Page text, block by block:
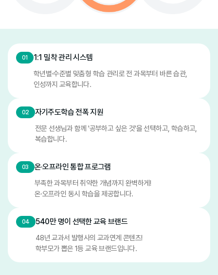
01 1:1 밀착 관리 시스템
학년별·수준별 맞춤형 학습 관리로 전 과목부터 바른 습관,
인성까지 교육합니다.
02 자기주도학습 전폭 지원
전문 선생님과 함께 '공부하고 싶은 것'을 선택하고, 학습하고,
복습합니다.
03 온·오프라인 통합 프로그램
부족한 과목부터 취약한 개념까지 완벽하게!
온·오프라인 동시 학습을 제공합니다.
04 540만 명이 선택한 교육 브랜드
48년 교과서 발행사의 교과연계 콘텐츠!
학부모가 뽑은 1등 교육 브랜드입니다.